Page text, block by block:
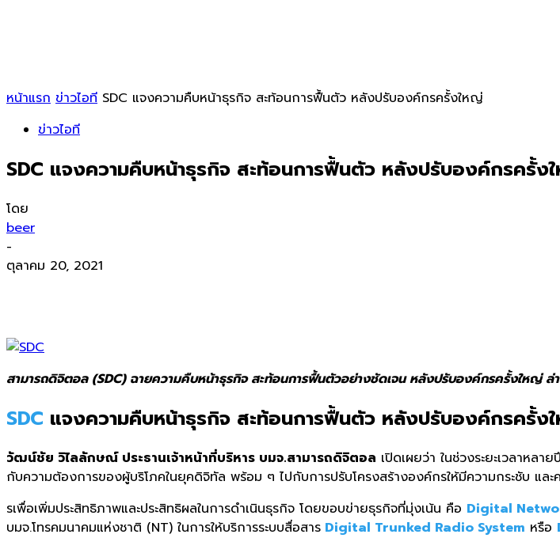
หน้าแรก ข่าวไอที SDC แจงความคืบหน้าธุรกิจ สะท้อนการฟื้นตัว หลังปรับองค์กรครั้งใหญ่
ข่าวไอที
SDC แจงความคืบหน้าธุรกิจ สะท้อนการฟื้นตัว หลังปรับองค์กรครั้ง
โดย
beer
-
ตุลาคม 20, 2021
สามารถดิจิตอล (SDC) ฉายความคืบหน้าธุรกิจ สะท้อนการฟื้นตัวอย่างชัดเจน หลังปรับองค์กรครั้งใหญ่ ล่า
SDC แจงความคืบหน้าธุรกิจ สะท้อนการฟื้นตัว หลังปรับองค์กรครั้ง
วัฒน์ชัย วิไลลักษณ์ ประธานเจ้าหน้าที่บริหาร บมจ.สามารถดิจิตอล เปิดเผยว่า ในช่วงระยะเวลาหล
กับความต้องการของผู้บริโภคในยุคดิจิทัล พร้อม ๆ ไปกับการปรับโครงสร้างองค์กรให้มีความกระชับ และ
รเพื่อเพิ่มประสิทธิภาพและประสิทธิผลในการดำเนินธุรกิจ โดยขอบข่ายธุรกิจที่มุ่งเน้น คือ Digital
บมจ.โทรคมนาคมแห่งชาติ (NT) ในการให้บริการระบบสื่อสาร Digital Trunked Radio System หรือ